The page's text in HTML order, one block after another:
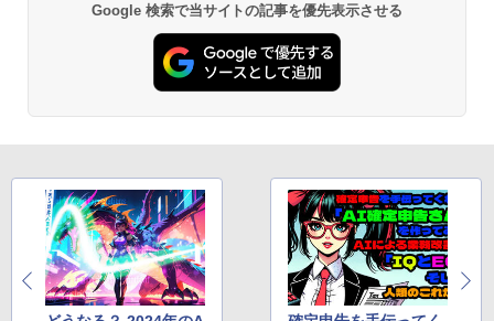
Robloxギフトカード - 2,000 Robux 【限
定バーチャルアイテムを含む】 【オンラ
インゲームコード】 ロブロックス | オン
ラインコード版
Microsoft Office Home & Business 202
4(最新 永続版)|オンラインコード版|Wind
ows11、10/mac対応|PC2台
￥39,582
ClaudeCode いちばんやさしい 教科書:
非エンジニア 初心者 素人 でも安心 使い
方 マニュアル AI副業にもコンテンツ作成
にもKindle出版にも！ 非エンジニアのた
めのAIコーディング入門シリーズ
AIイラスト表現辞典: 思い通りの絵を引き
出す プロンプトの言葉 AI画像生成シリー
ズ (はぴーイラストLabo)
￥480
￥27,980
Amazon Kindle Paperwhite (16GB) 7イ
ンチディスプレイ、色調調節ライト、12
￥22,980
Amazon Kindle Colorsoft | 16GBストレ
ージ、防水、7インチカラーディスプレ
イ、色調調節ライト、最大8週間持続バッ
テリー、広告無し、ブラック (2025年発
Google 検索で当サイトの記事を優先表示させる